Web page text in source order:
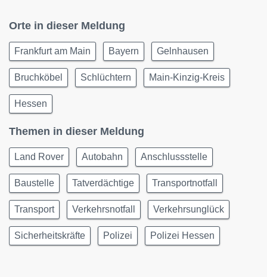
Orte in dieser Meldung
Frankfurt am Main Bayern Gelnhausen
Bruchköbel Schlüchtern Main-Kinzig-Kreis
Hessen
Themen in dieser Meldung
Land Rover Autobahn Anschlussstelle
Baustelle Tatverdächtige Transportnotfall
Transport Verkehrsnotfall Verkehrsunglück
Sicherheitskräfte Polizei Polizei Hessen